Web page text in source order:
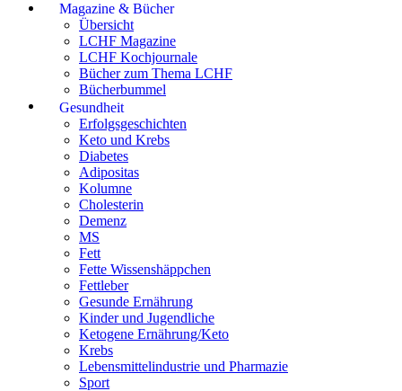
Magazine & Bücher
Übersicht
LCHF Magazine
LCHF Kochjournale
Bücher zum Thema LCHF
Bücherbummel
Gesundheit
Erfolgsgeschichten
Keto und Krebs
Diabetes
Adipositas
Kolumne
Cholesterin
Demenz
MS
Fett
Fette Wissenshäppchen
Fettleber
Gesunde Ernährung
Kinder und Jugendliche
Ketogene Ernährung/Keto
Krebs
Lebensmittelindustrie und Pharmazie
Sport